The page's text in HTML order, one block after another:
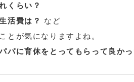
くらい？
活費は？
など
とが気になりますよね。
パパに育休をとってもらって良か